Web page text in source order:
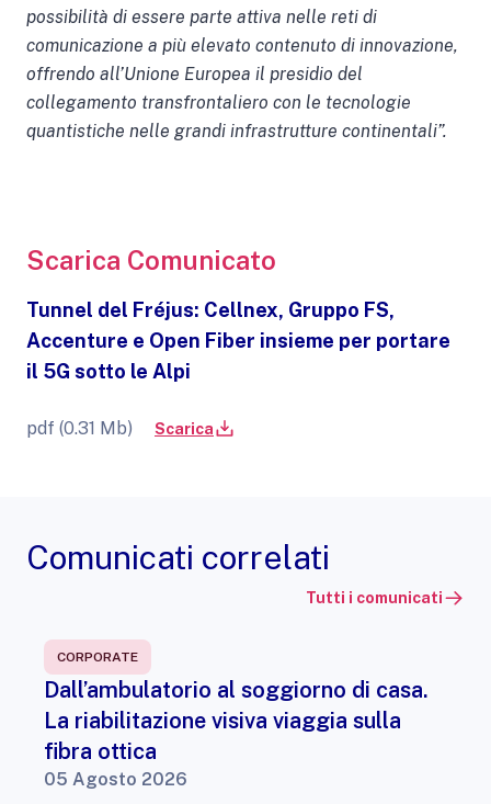
possibilità di essere parte attiva nelle reti di
comunicazione a più elevato contenuto di innovazione,
offrendo all’Unione Europea il presidio del
collegamento transfrontaliero con le tecnologie
quantistiche nelle grandi infrastrutture continentali”.
Scarica Comunicato
Tunnel del Fréjus: Cellnex, Gruppo FS,
Accenture e Open Fiber insieme per portare
il 5G sotto le Alpi
pdf (0.31 Mb) Scarica
Comunicati correlati
Tutti i comunicati
CORPORATE
Dall’ambulatorio al soggiorno di casa.
La riabilitazione visiva viaggia sulla
fibra ottica
05 Agosto 2026